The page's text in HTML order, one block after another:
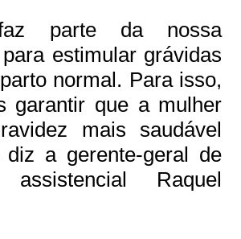
parte da nossa
estimular grávidas
normal. Para isso,
garantir que a mulher
mais saudável
a gerente-geral de
assistencial Raquel